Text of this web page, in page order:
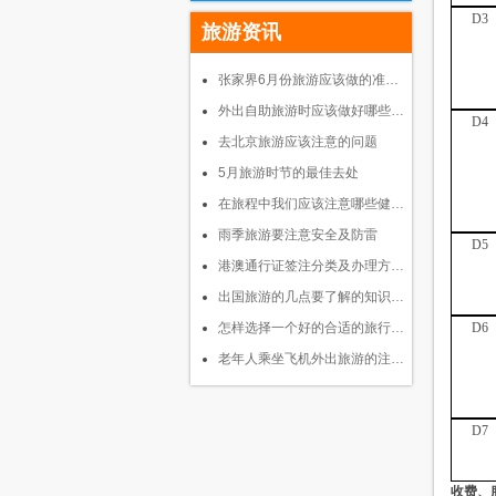
旅游资讯
张家界6月份旅游应该做的准…
外出自助旅游时应该做好哪些…
去北京旅游应该注意的问题
5月旅游时节的最佳去处
在旅程中我们应该注意哪些健…
雨季旅游要注意安全及防雷
港澳通行证签注分类及办理方…
出国旅游的几点要了解的知识…
怎样选择一个好的合适的旅行…
老年人乘坐飞机外出旅游的注…
D3
D4
D5
D6
D7
收费、